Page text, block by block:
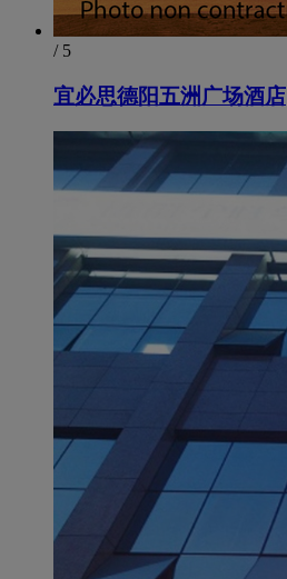
/ 5
宜必思德阳五洲广场酒店